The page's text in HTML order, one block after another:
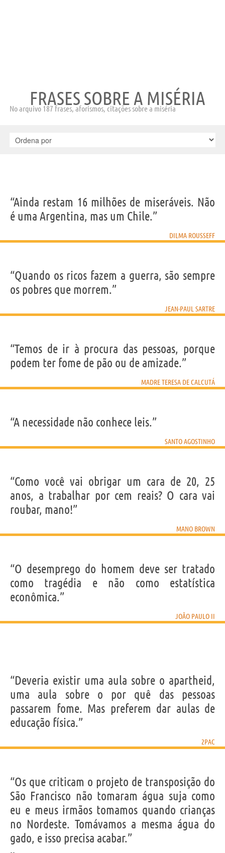
FRASES SOBRE A MISÉRIA
No arquivo 187 frases, aforismos, citações sobre a miséria
“Ainda restam 16 milhões de miseráveis. Não
é uma Argentina, mas um Chile.”
DILMA ROUSSEFF
“Quando os ricos fazem a guerra, são sempre
os pobres que morrem.”
JEAN-PAUL SARTRE
“Temos de ir à procura das pessoas, porque
podem ter fome de pão ou de amizade.”
MADRE TERESA DE CALCUTÁ
“A necessidade não conhece leis.”
SANTO AGOSTINHO
“Como você vai obrigar um cara de 20, 25
anos, a trabalhar por cem reais? O cara vai
roubar, mano!”
MANO BROWN
“O desemprego do homem deve ser tratado
como tragédia e não como estatística
econômica.”
JOÃO PAULO II
“Deveria existir uma aula sobre o apartheid,
uma aula sobre o por quê das pessoas
passarem fome. Mas preferem dar aulas de
educação física.”
2PAC
“Os que criticam o projeto de transposição do
São Francisco não tomaram água suja como
eu e meus irmãos tomamos quando crianças
no Nordeste. Tomávamos a mesma água do
gado, e isso precisa acabar.”